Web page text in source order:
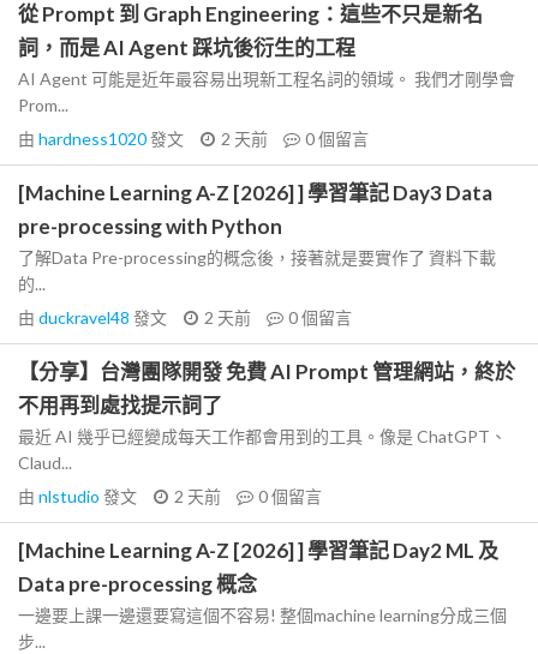
從 Prompt 到 Graph Engineering：這些不只是新名
詞，而是 AI Agent 踩坑後衍生的工程
AI Agent 可能是近年最容易出現新工程名詞的領域。 我們才剛學會
Prom...
由 hardness1020發文 2 天前 0個留言
[Machine Learning A-Z [2026] ] 學習筆記 Day3 Data
pre-processing with Python
了解Data Pre-processing的概念後，接著就是要實作了 資料下載
的...
由 duckravel48 發文 2 天前 0個留言
【分享】台灣團隊開發 免費 AI Prompt 管理網站，終於
不用再到處找提示詞了
最近 AI 幾乎已經變成每天工作都會用到的工具。像是 ChatGPT、
Claud...
由 nlstudio 發文 2 天前 0個留言
[Machine Learning A-Z [2026] ] 學習筆記 Day2 ML 及
Data pre-processing 概念
一邊要上課一邊還要寫這個不容易! 整個machine learning分成三個
步...